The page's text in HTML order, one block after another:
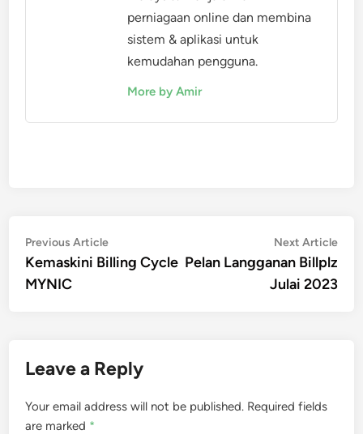
perniagaan online dan membina
sistem & aplikasi untuk
kemudahan pengguna.
More by Amir
Post
navigation
Previous ArticlePrevious
article:
Kemaskini Billing Cycle
MYNIC
Next Article
Pelan Langganan Billplz
Julai 2023
Leave a Reply
Your email address will not be published. Required fields
are marked *